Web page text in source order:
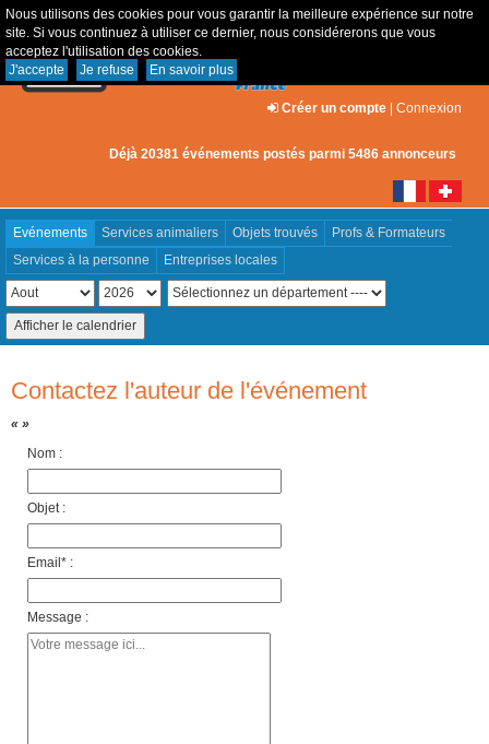
Nous utilisons des cookies pour vous garantir la meilleure expérience sur notre
site. Si vous continuez à utiliser ce dernier, nous considérerons que vous
acceptez l'utilisation des cookies.
J'accepte
Je refuse En savoir plus
Créer un compte | Connexion
Déjà 20381 événements postés parmi 5486 annonceurs
Evénements Services animaliers Objets trouvés
Profs & Formateurs
Services à la personne
Entreprises locales
Contactez l'auteur de l'événement
« »
Nom :
Objet :
Email* :
Message :